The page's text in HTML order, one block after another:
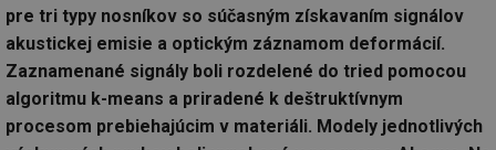
pre tri typy nosníkov so súčasným získavaním signálov
akustickej emisie a optickým záznamom deformácií.
Zaznamenané signály boli rozdelené do tried pomocou
algoritmu k-means a priradené k deštruktívnym
procesom prebiehajúcim v materiáli. Modely jednotlivých